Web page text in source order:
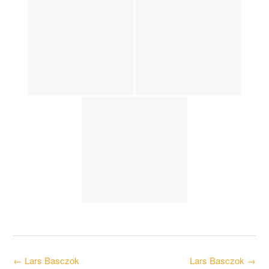
Post Lars Basczok →
← Lars Basczok